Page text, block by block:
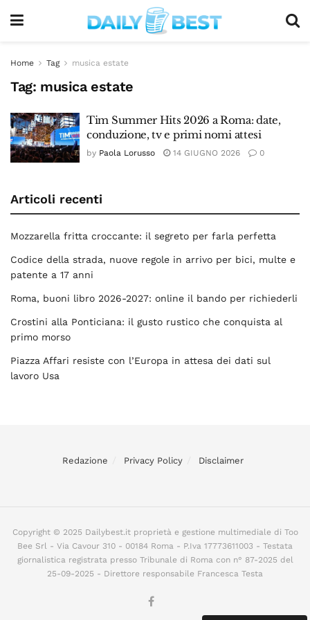
Home Tag musica estate
Tag: musica estate
Tim Summer Hits 2026 a Roma: date,
conduzione, tv e primi nomi attesi
by Paola Lorusso 14 GIUGNO 2026 0
Articoli recenti
Mozzarella fritta croccante: il segreto per farla perfetta
Codice della strada, nuove regole in arrivo per bici, multe e
patente a 17 anni
Roma, buoni libro 2026-2027: online il bando per richiederli
Crostini alla Ponticiana: il gusto rustico che conquista al
primo morso
Piazza Affari resiste con l’Europa in attesa dei dati sul
lavoro Usa
Redazione Privacy Policy Disclaimer
Copyright © 2025 Dailybest.it proprietà e gestione multimediale di Too
Bee Srl - Via Cavour 310 - 00184 Roma - P.Iva 17773611003 - Testata
giornalistica registrata presso Tribunale di Roma con n° 87-2025 del
25-09-2025 - Direttore responsabile Francesca Testa